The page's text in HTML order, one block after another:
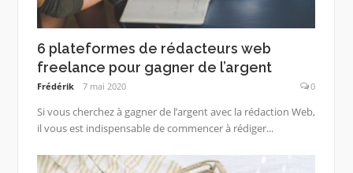
6 plateformes de rédacteurs web
freelance pour gagner de l’argent
Frédérik 7 mai 2020 0
Si vous cherchez à gagner de l’argent avec la rédaction Web,
il vous est indispensable de commencer à rédiger...